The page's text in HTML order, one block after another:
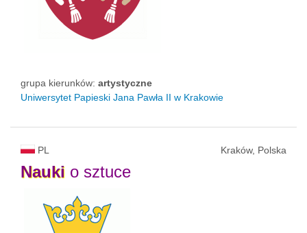
grupa kierunków: artystyczne
Uniwersytet Papieski Jana Pawła II w Krakowie
PL Kraków, Polska
Nauki o sztuce